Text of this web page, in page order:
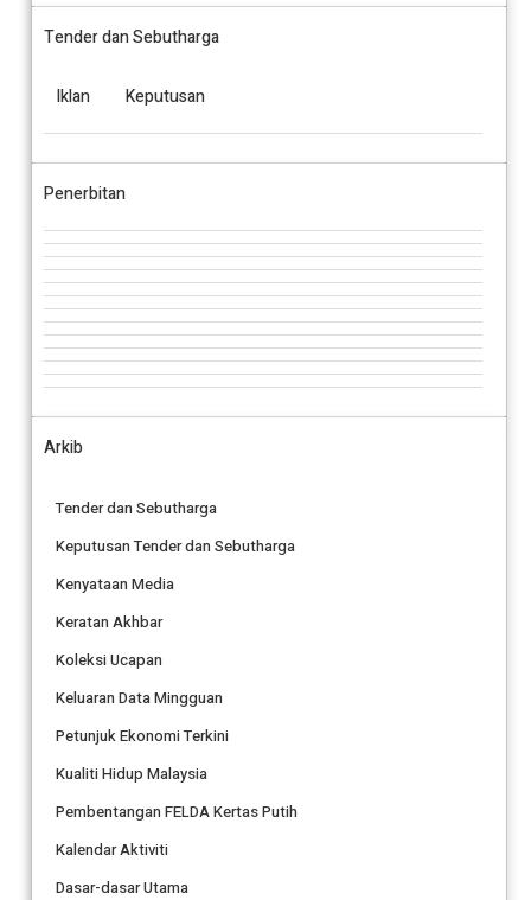
Tender dan Sebutharga
Iklan Keputusan
Penerbitan
Arkib
Tender dan Sebutharga
Keputusan Tender dan Sebutharga
Kenyataan Media
Keratan Akhbar
Koleksi Ucapan
Keluaran Data Mingguan
Petunjuk Ekonomi Terkini
Kualiti Hidup Malaysia
Pembentangan FELDA Kertas Putih
Kalendar Aktiviti
Dasar-dasar Utama